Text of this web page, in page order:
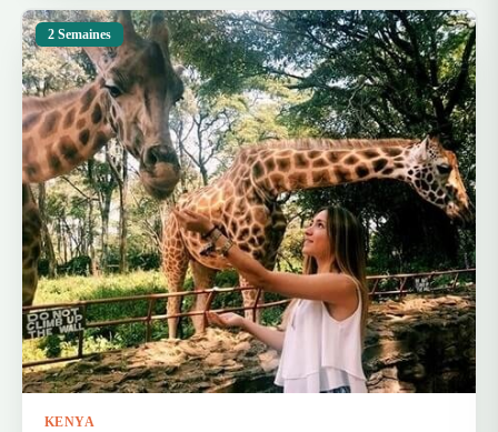
2 Semaines
KENYA